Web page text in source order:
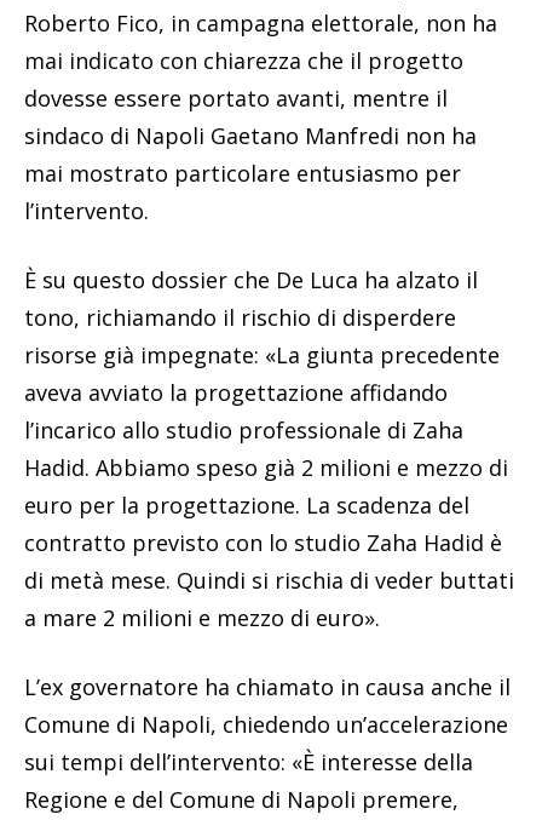
Roberto Fico, in campagna elettorale, non ha
mai indicato con chiarezza che il progetto
dovesse essere portato avanti, mentre il
sindaco di Napoli Gaetano Manfredi non ha
mai mostrato particolare entusiasmo per
l’intervento.
È su questo dossier che De Luca ha alzato il
tono, richiamando il rischio di disperdere
risorse già impegnate: «La giunta precedente
aveva avviato la progettazione affidando
l’incarico allo studio professionale di Zaha
Hadid. Abbiamo speso già 2 milioni e mezzo di
euro per la progettazione. La scadenza del
contratto previsto con lo studio Zaha Hadid è
di metà mese. Quindi si rischia di veder buttati
a mare 2 milioni e mezzo di euro».
L’ex governatore ha chiamato in causa anche il
Comune di Napoli, chiedendo un’accelerazione
sui tempi dell’intervento: «È interesse della
Regione e del Comune di Napoli premere,